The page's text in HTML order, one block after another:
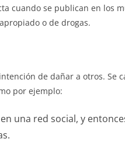
cuando se publican en los
o de drogas.
de dañar a otros. Se
por ejemplo:
una red social, y